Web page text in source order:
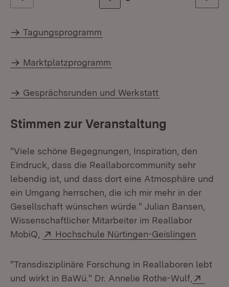
Weiter
Tagungsprogramm
Marktplatzprogramm
Gesprächsrunden und Werkstatt
Stimmen zur Veranstaltung
"Viele schöne Begegnungen, Inspiration, den
Eindruck, dass die Reallaborcommunity sehr
lebendig ist, und dass dort eine Atmosphäre und
ein Umgang herrschen, die ich mir mehr in der
Gesellschaft wünschen würde." Julian Bansen,
Wissenschaftlicher Mitarbeiter im Reallabor
MobiQ,
Extern:
Hochschule Nürtingen-Geislingen
"Transdisziplinäre Forschung in Reallaboren lebt
und wirkt in BaWü." Dr. Annelie Rothe-Wulf,